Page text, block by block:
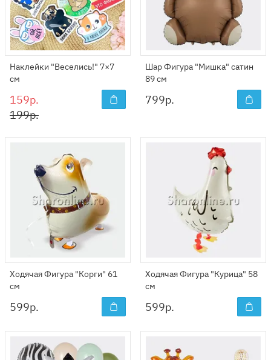
Наклейки "Веселись!" 7×7
см
159р.
199р.
Шар Фигура "Мишка" сатин
89 см
799р.
Ходячая Фигура "Корги" 61
см
599р.
Ходячая Фигура "Курица" 58
см
599р.